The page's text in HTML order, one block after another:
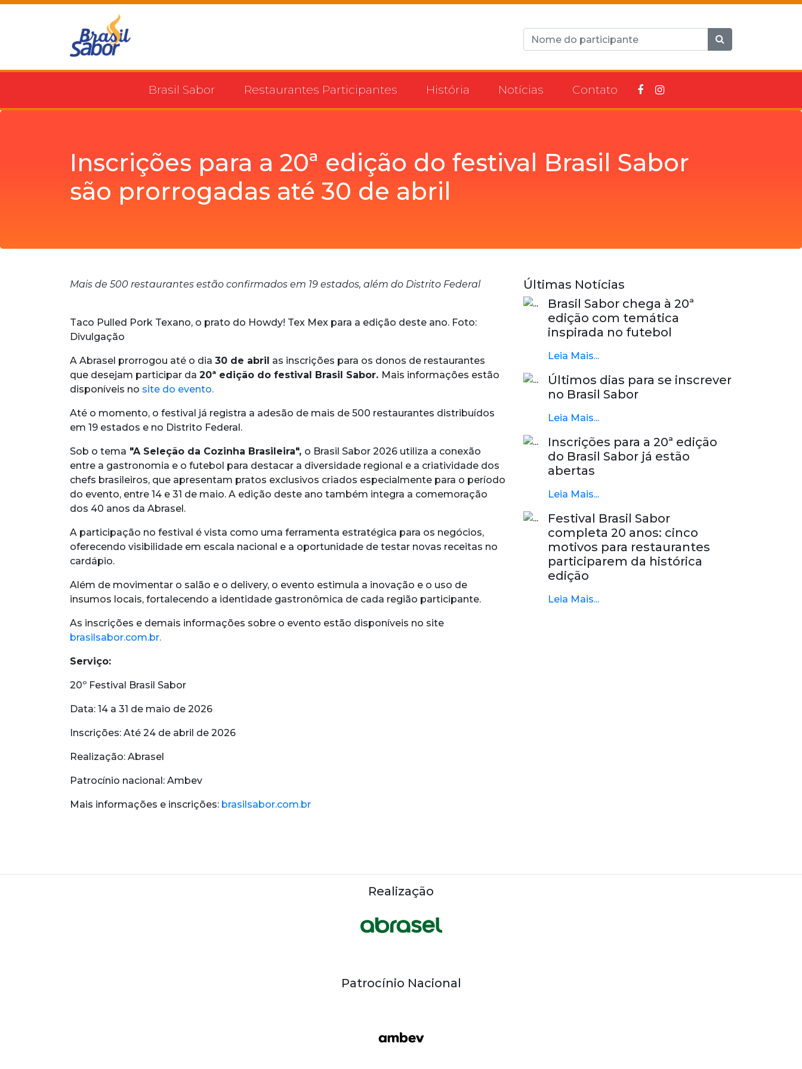
Brasil Sabor Restaurantes Participantes História Notícias Contato
Inscrições para a 20ª edição do festival Brasil Sabor
são prorrogadas até 30 de abril
Mais de 500 restaurantes estão confirmados em 19 estados, além do Distrito Federal
Taco Pulled Pork Texano, o prato do Howdy! Tex Mex para a edição deste ano. Foto:
Divulgação
A Abrasel prorrogou até o dia 30 de abril as inscrições para os donos de restaurantes
que desejam participar da 20ª edição do festival Brasil Sabor. Mais informações estão
disponíveis no site do evento.
Até o momento, o festival já registra a adesão de mais de 500 restaurantes distribuídos
em 19 estados e no Distrito Federal.
Sob o tema "A Seleção da Cozinha Brasileira", o Brasil Sabor 2026 utiliza a conexão
entre a gastronomia e o futebol para destacar a diversidade regional e a criatividade dos
chefs brasileiros, que apresentam pratos exclusivos criados especialmente para o período
do evento, entre 14 e 31 de maio. A edição deste ano também integra a comemoração
dos 40 anos da Abrasel.
A participação no festival é vista como uma ferramenta estratégica para os negócios,
oferecendo visibilidade em escala nacional e a oportunidade de testar novas receitas no
cardápio.
Além de movimentar o salão e o delivery, o evento estimula a inovação e o uso de
insumos locais, fortalecendo a identidade gastronômica de cada região participante.
As inscrições e demais informações sobre o evento estão disponíveis no site
brasilsabor.com.br.
Serviço:
20º Festival Brasil Sabor
Data: 14 a 31 de maio de 2026
Inscrições: Até 24 de abril de 2026
Realização: Abrasel
Patrocínio nacional: Ambev
Mais informações e inscrições: brasilsabor.com.br
Últimas Notícias
Brasil Sabor chega à 20ª
edição com temática
inspirada no futebol
Leia Mais...
Últimos dias para se inscrever
no Brasil Sabor
Leia Mais...
Inscrições para a 20ª edição
do Brasil Sabor já estão
abertas
Leia Mais...
Festival Brasil Sabor
completa 20 anos: cinco
motivos para restaurantes
participarem da histórica
edição
Leia Mais...
Realização
Patrocínio Nacional